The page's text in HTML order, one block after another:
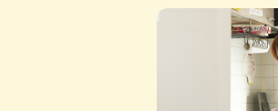
2026/1